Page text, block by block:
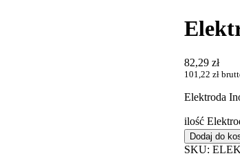
82,29 zł
101,22 zł
Elektroda
ilość
Dodaj do
SKU: